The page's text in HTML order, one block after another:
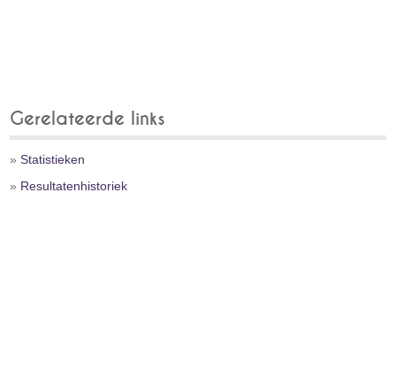
Gerelateerde links
»Statistieken
» Resultatenhistoriek